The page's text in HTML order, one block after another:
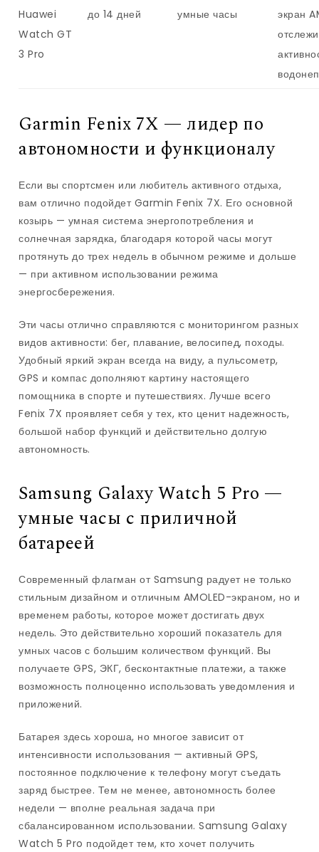
Huawei
Watch GT
3 Pro
до 14 дней умные часы
экран
Garmin Fenix 7X — лидер по
автономности и функционалу
Если вы спортсмен или любитель активного отдыха,
вам отлично подойдет Garmin Fenix 7X. Его основной
козырь — умная система энергопотребления и
солнечная зарядка, благодаря которой часы могут
протянуть до трех недель в обычном режиме и дольше
— при активном использовании режима
энергосбережения.
Эти часы отлично справляются с мониторингом разных
видов активности: бег, плавание, велосипед, походы.
Удобный яркий экран всегда на виду, а пульсометр,
GPS и компас дополняют картину настоящего
помощника в спорте и путешествиях. Лучше всего
Fenix 7X проявляет себя у тех, кто ценит надежность,
большой набор функций и действительно долгую
автономность.
Samsung Galaxy Watch 5 Pro —
умные часы с приличной
батареей
Современный флагман от Samsung радует не только
стильным дизайном и отличным AMOLED-экраном, но и
временем работы, которое может достигать двух
недель. Это действительно хороший показатель для
умных часов с большим количеством функций. Вы
получаете GPS, ЭКГ, бесконтактные платежи, а также
возможность полноценно использовать уведомления и
приложений.
Батарея здесь хороша, но многое зависит от
интенсивности использования — активный GPS,
постоянное подключение к телефону могут съедать
заряд быстрее. Тем не менее, автономность более
недели — вполне реальная задача при
сбалансированном использовании. Samsung Galaxy
Watch 5 Pro подойдет тем, кто хочет получить